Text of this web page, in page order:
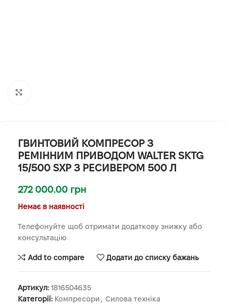
ГВИНТОВИЙ КОМПРЕСОР З
РЕМІННИМ ПРИВОДОМ WALTER SKTG
15/500 SXP З РЕСИВЕРОМ 500 Л
272 000.00 грн
Немає в наявності
Телефонуйте щоб отримати додаткову знижку або
консультацію
Add to compare Додати до списку бажань
Артикул: 1816504635
Категорії: Компресори , Силова техніка